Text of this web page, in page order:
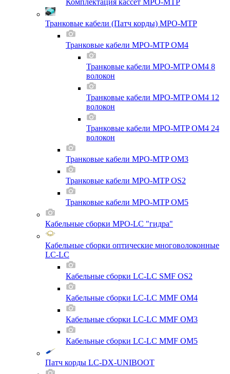
Комплектация кассет MPO-MTP
Транковые кабели (Патч корды) MPO-MTP
Транковые кабели MPO-MTP OM4
Транковые кабели MPO-MTP OM4 8
волокон
Транковые кабели MPO-MTP OM4 12
волокон
Транковые кабели MPO-MTP OM4 24
волокон
Транковые кабели MPO-MTP OM3
Транковые кабели MPO-MTP OS2
Транковые кабели MPO-MTP OM5
Кабельные сборки MPO-LC "гидра"
Кабельные сборки оптические многоволоконные
LC-LC
Кабельные сборки LC-LC SMF OS2
Кабельные сборки LC-LC MMF OM4
Кабельные сборки LC-LC MMF OM3
Кабельные сборки LC-LC MMF OM5
Патч корды LC-DX-UNIBOOT